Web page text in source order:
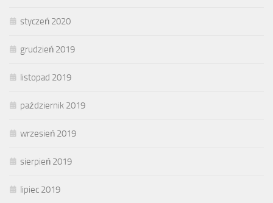
styczeń 2020
grudzień 2019
listopad 2019
październik 2019
wrzesień 2019
sierpień 2019
lipiec 2019